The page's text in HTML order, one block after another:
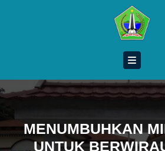
MENUMBUHKAN
UNTUK